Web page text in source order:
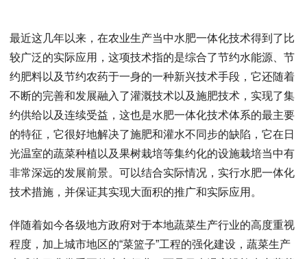
最近这几年以来，在农业生产当中水肥一体化技术得到了比
较广泛的实际应用，这项技术指的是综合了节约水能源、节
约肥料以及节约农药于一身的一种新兴技术手段，它还随着
不断的完善和发展融入了灌溉技术以及施肥技术，实现了集
约供给以及连续受益，这也是水肥一体化技术体系的最主要
的特征，它很好地解决了施肥和灌水不同步的缺陷，它在日
光温室的蔬菜种植以及果树栽培等集约化的设施栽培当中有
非常深远的发展前景。可以结合实际情况，实行水肥一体化
技术措施，并保证其实现大面积的推广和实际应用。
伴随着如今各级地方政府对于本地蔬菜生产行业的高度重视
程度，加上城市地区的“菜篮子”工程的强化建设，蔬菜生产